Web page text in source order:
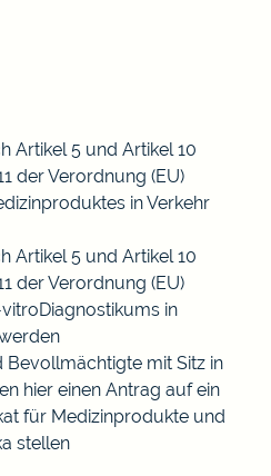
Artikel 5 und Artikel 10
der Verordnung (EU)
in Verkehr
Artikel 5 und Artikel 10
der Verordnung (EU)
in
Bevollmächtigte mit Sitz in
hier einen Antrag auf ein
für Medizinprodukte und
stellen